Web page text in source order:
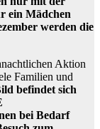
ein Mädchen
werden die
Aktion
Familien und
befindet sich
bei Bedarf